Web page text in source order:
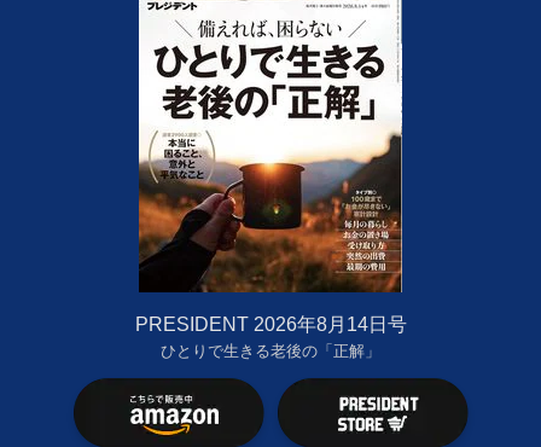
PRESIDENT 2026年8月14日号
ひとりで生きる老後の「正解」